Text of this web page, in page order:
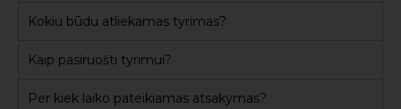
Kokiu būdu atliekamas tyrimas?
Kaip pasiruošti tyrimui?
Per kiek laiko pateikiamas atsakymas?